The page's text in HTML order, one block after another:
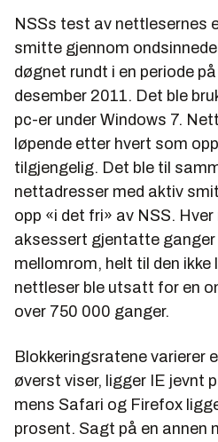
NSSs test av nettlesernes
smitte gjennom
døgnet rundt i en periode
desember 2011. Det ble
pc-er under Windows 7.
løpende etter hvert som
tilgjengelig. Det ble til
nettadresser med aktiv
opp «i det fri» av NSS.
aksessert gjentatte ganger
mellomrom, helt til den ikke
nettleser ble utsatt for en
over 750 000 ganger.
Blokkeringsratene varierer
øverst viser, ligger IE jevnt
mens Safari og Firefox
prosent. Sagt på en annen